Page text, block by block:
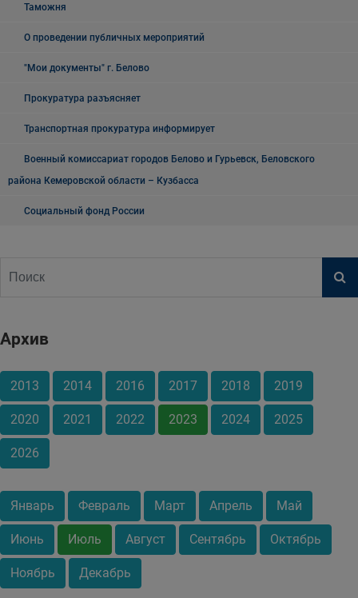
Таможня
О проведении публичных мероприятий
"Мои документы" г. Белово
Прокуратура разъясняет
Транспортная прокуратура информирует
Военный комиссариат городов Белово и Гурьевск, Беловского
района Кемеровской области – Кузбасса
Социальный фонд России
Архив
2013 2014 2016 2017 2018 2019
2020 2021 2022 2023 2024 2025
2026
Январь Февраль Март Апрель Май
Июнь Июль Август Сентябрь Октябрь
Ноябрь Декабрь